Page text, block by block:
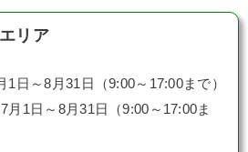
リア
日～8月31日（9:00～17:00まで）
月1日～8月31日（9:00～17:00ま